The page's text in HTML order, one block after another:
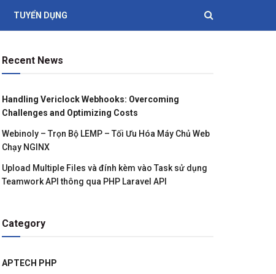
TUYỂN DỤNG
Recent News
Handling Vericlock Webhooks: Overcoming
Challenges and Optimizing Costs
Webinoly – Trọn Bộ LEMP – Tối Ưu Hóa Máy Chủ Web
Chạy NGINX
Upload Multiple Files và đính kèm vào Task sử dụng
Teamwork API thông qua PHP Laravel API
Category
APTECH PHP